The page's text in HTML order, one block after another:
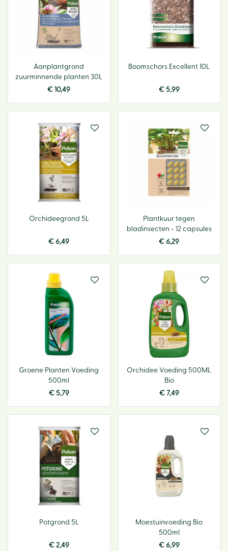
Aanplantgrond
zuurminnende planten 30L
€ 10,49
Boomschors Excellent 10L
€ 5,99
Orchideegrond 5L
€ 6,49
Plantkuur tegen
bladinsecten - 12 capsules
€ 6,29
Groene Planten Voeding
500ml
€ 5,79
Orchidee Voeding 500ML
Bio
€ 7,49
Potgrond 5L
€ 2,49
Moestuinvoeding Bio
500ml
€ 6,99